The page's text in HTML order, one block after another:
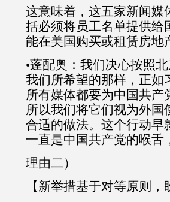
这意味着，这五家新闻媒
括必须将员工名单提供给
能在美国购买或租赁房地
•蓬配奥：我们决心按照
我们所希望的那样，正如
所有媒体都要为中国共
所以我们将它们视为外
合适的做法。这个行动早
一直是中国共产党的喉
理由二）
【新举措基于对等原则